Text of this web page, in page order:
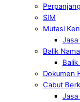
SIM
Mutasi
Jasa
Balik Nama
Dokumen
Cabut
Jasa